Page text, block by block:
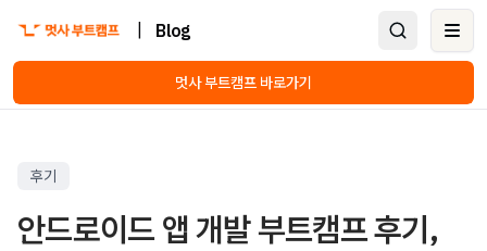
Blog
멋사 부트캠프 바로가기
후기
안드로이드 앱 개발 부트캠프 후기,